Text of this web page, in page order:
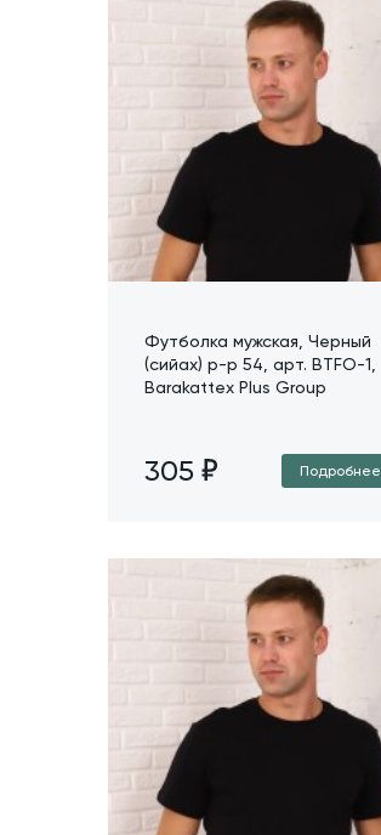
Футболка мужская, Черный
(сийах) р-р 54, арт. BTFO-1,
Barakattex Plus Group
305 Подробнее